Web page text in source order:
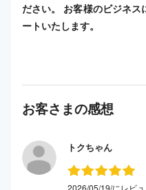
ださい。 お客様のビジネ
ートいたします。
お客さまの感想
トクちゃん
2026/05/19/にレビ